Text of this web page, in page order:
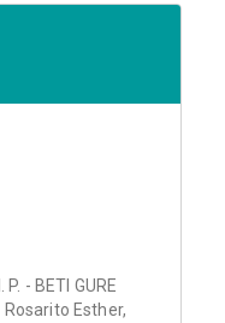
- BETI GURE
Esther,